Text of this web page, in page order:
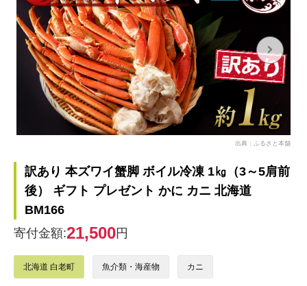
出典：ふるさと本舗
訳あり 本ズワイ蟹脚 ボイル冷凍 1㎏（3～5肩前
後） ギフト プレゼント かに カニ 北海道
BM166
寄付金額:21,500円
北海道 白老町 魚介類・海産物 カニ